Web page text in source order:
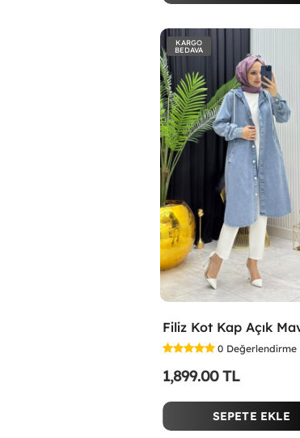
KARGO
BEDAVA
0 Değerlendirme
1,899.00 TL
SEPETE EKLE